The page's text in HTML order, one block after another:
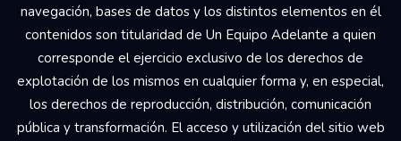
navegación, bases de datos y los distintos elementos en él
contenidos son titularidad de Un Equipo Adelante a quien
corresponde el ejercicio exclusivo de los derechos de
explotación de los mismos en cualquier forma y, en especial,
los derechos de reproducción, distribución, comunicación
pública y transformación. El acceso y utilización del sitio web